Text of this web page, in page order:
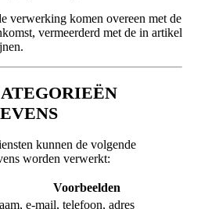
verwerking komen overeen met de
vermeerderd met de in artikel
kunnen de volgende
worden verwerkt:
Voorbeelden
e-mail, telefoon, adres